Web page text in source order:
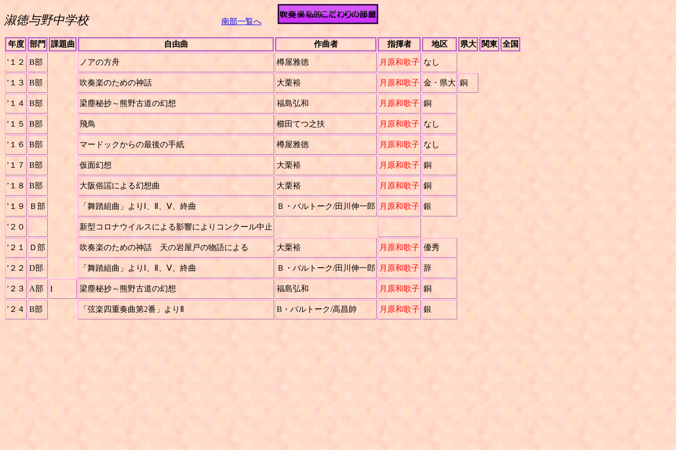
淑徳与野中学校 南部一覧へ
年度 部門 課題曲 自由曲 作曲者 指揮者 地区 県大 関東 全国
’１２ B部 ノアの方舟 樽屋雅徳 月原和歌子 なし
’１３ B部 吹奏楽のための神話 大栗裕 月原和歌子 金・県大 銅
’１４ B部 梁塵秘抄～熊野古道の幻想 福島弘和 月原和歌子 銅
’１５ B部 飛鳥 櫛田てつ之扶 月原和歌子 なし
’１６ B部 マードックからの最後の手紙 樽屋雅徳 月原和歌子 なし
’１７ B部 仮面幻想 大栗裕 月原和歌子 銅
’１８ B部 大阪俗謡による幻想曲 大栗裕 月原和歌子 銅
’１９ Ｂ部 「舞踏組曲」よりⅠ、Ⅱ、Ⅴ、終曲 Ｂ・バルトーク/田川伸一郎 月原和歌子 銀
’２０ 新型コロナウイルスによる影響によりコンクール中止
’２１ Ｄ部 吹奏楽のための神話 天の岩屋戸の物語による 大栗裕 月原和歌子 優秀
’２２ D部 「舞踏組曲」よりⅠ、Ⅱ、Ⅴ、終曲 Ｂ・バルトーク/田川伸一郎 月原和歌子 辞
’２３ A部 梁塵秘抄～熊野古道の幻想 福島弘和 月原和歌子 銅
’２４ B部 「弦楽四重奏曲第2番」よりⅡ B・バルトーク/高昌帥 月原和歌子 銀